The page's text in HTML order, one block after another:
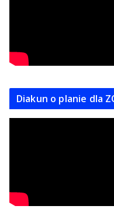
Diakun o planie dla